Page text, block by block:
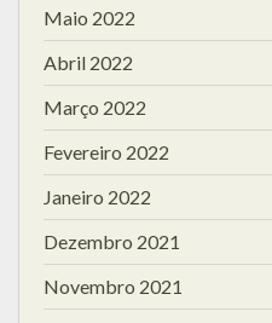
Maio 2022
Abril 2022
Março 2022
Fevereiro 2022
Janeiro 2022
Dezembro 2021
Novembro 2021